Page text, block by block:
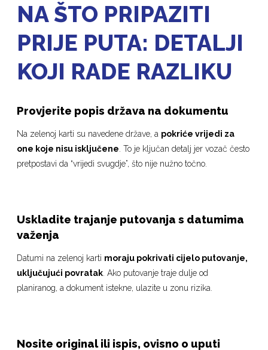
NA ŠTO PRIPAZITI
PRIJE PUTA: DETALJI
KOJI RADE RAZLIKU
Provjerite popis država na dokumentu
Na zelenoj karti su navedene države, a pokriće vrijedi za
one koje nisu isključene . To je ključan detalj jer vozač često
pretpostavi da “vrijedi svugdje”, što nije nužno točno.
Uskladite trajanje putovanja s datumima
važenja
Datumi na zelenoj karti moraju pokrivati cijelo putovanje,
uključujući povratak . Ako putovanje traje dulje od
planiranog, a dokument istekne, ulazite u zonu rizika.
Nosite original ili ispis, ovisno o uputi